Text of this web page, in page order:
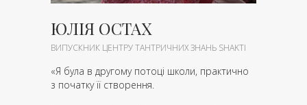
ЮЛІЯ ОСТАХ
ВИПУСКНИК ЦЕНТРУ ТАНТРИЧНИХ ЗНАНЬ SHAKTI
«Я була в другому потоці школи, практично
з початку її створення.